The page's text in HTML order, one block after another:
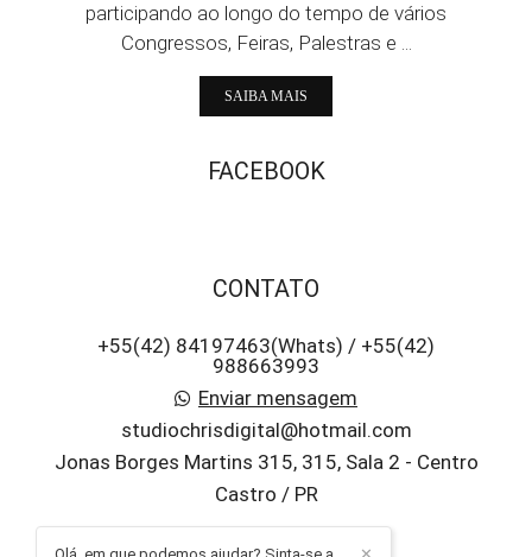
participando ao longo do tempo de vários
Congressos, Feiras, Palestras e ...
SAIBA MAIS
FACEBOOK
CONTATO
+55(42) 84197463(Whats) / +55(42)
988663993
Enviar mensagem
studiochrisdigital@hotmail.com
Jonas Borges Martins 315, 315, Sala 2 - Centro
Castro / PR